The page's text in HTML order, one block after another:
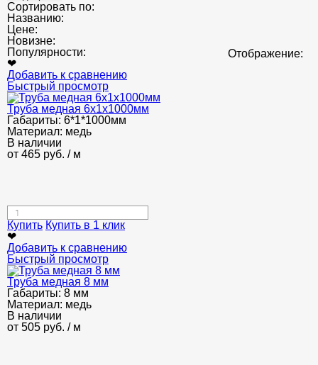
Сортировать по:
Названию:
Цене:
Новизне:
Популярности:
Отображение:
❤
Добавить к сравнению
Быстрый просмотр
Труба медная 6x1x1000мм
Габариты: 6*1*1000мм
Материал: медь
В наличии
от 465 руб. / м
Купить Купить в 1 клик
❤
Добавить к сравнению
Быстрый просмотр
Труба медная 8 мм
Габариты: 8 мм
Материал: медь
В наличии
от 505 руб. / м